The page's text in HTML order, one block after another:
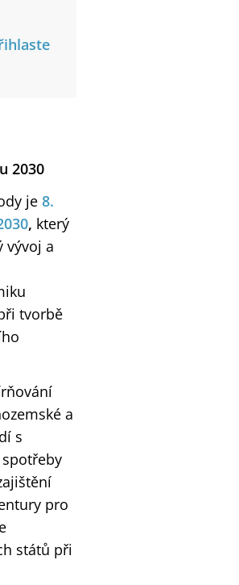
2030
je 8.
, který
vývoj a
tvorbě
a
s
pro
států při